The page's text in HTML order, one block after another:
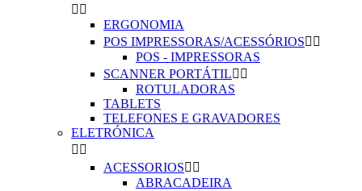
 
ERGONOMIA
POS IMPRESSORAS/ACESSÓRIOS 
POS - IMPRESSORAS
SCANNER PORTÁTIL 
ROTULADORAS
TABLETS
TELEFONES E GRAVADORES
ELETRÓNICA
 
ACESSORIOS 
ABRACADEIRA